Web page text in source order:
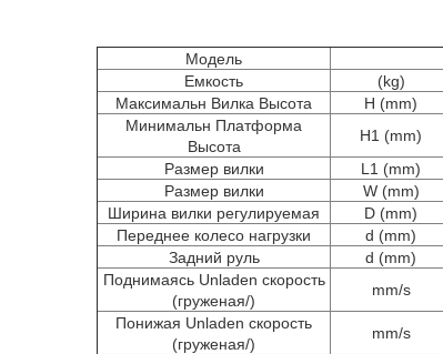
Модель
Емкость
(kg)
Максимальн Вилка Высота
H (mm)
Минимальн Платформа
Высота
H1 (mm)
Размер вилки
L1 (mm)
Размер вилки
W (mm)
Ширина вилки регулируемая
D (mm)
Переднее колесо нагрузки
d (mm)
Задний руль
d (mm)
Поднимаясь Unladen скорость
(груженая/)
mm/s
Понижая Unladen скорость
(груженая/)
mm/s